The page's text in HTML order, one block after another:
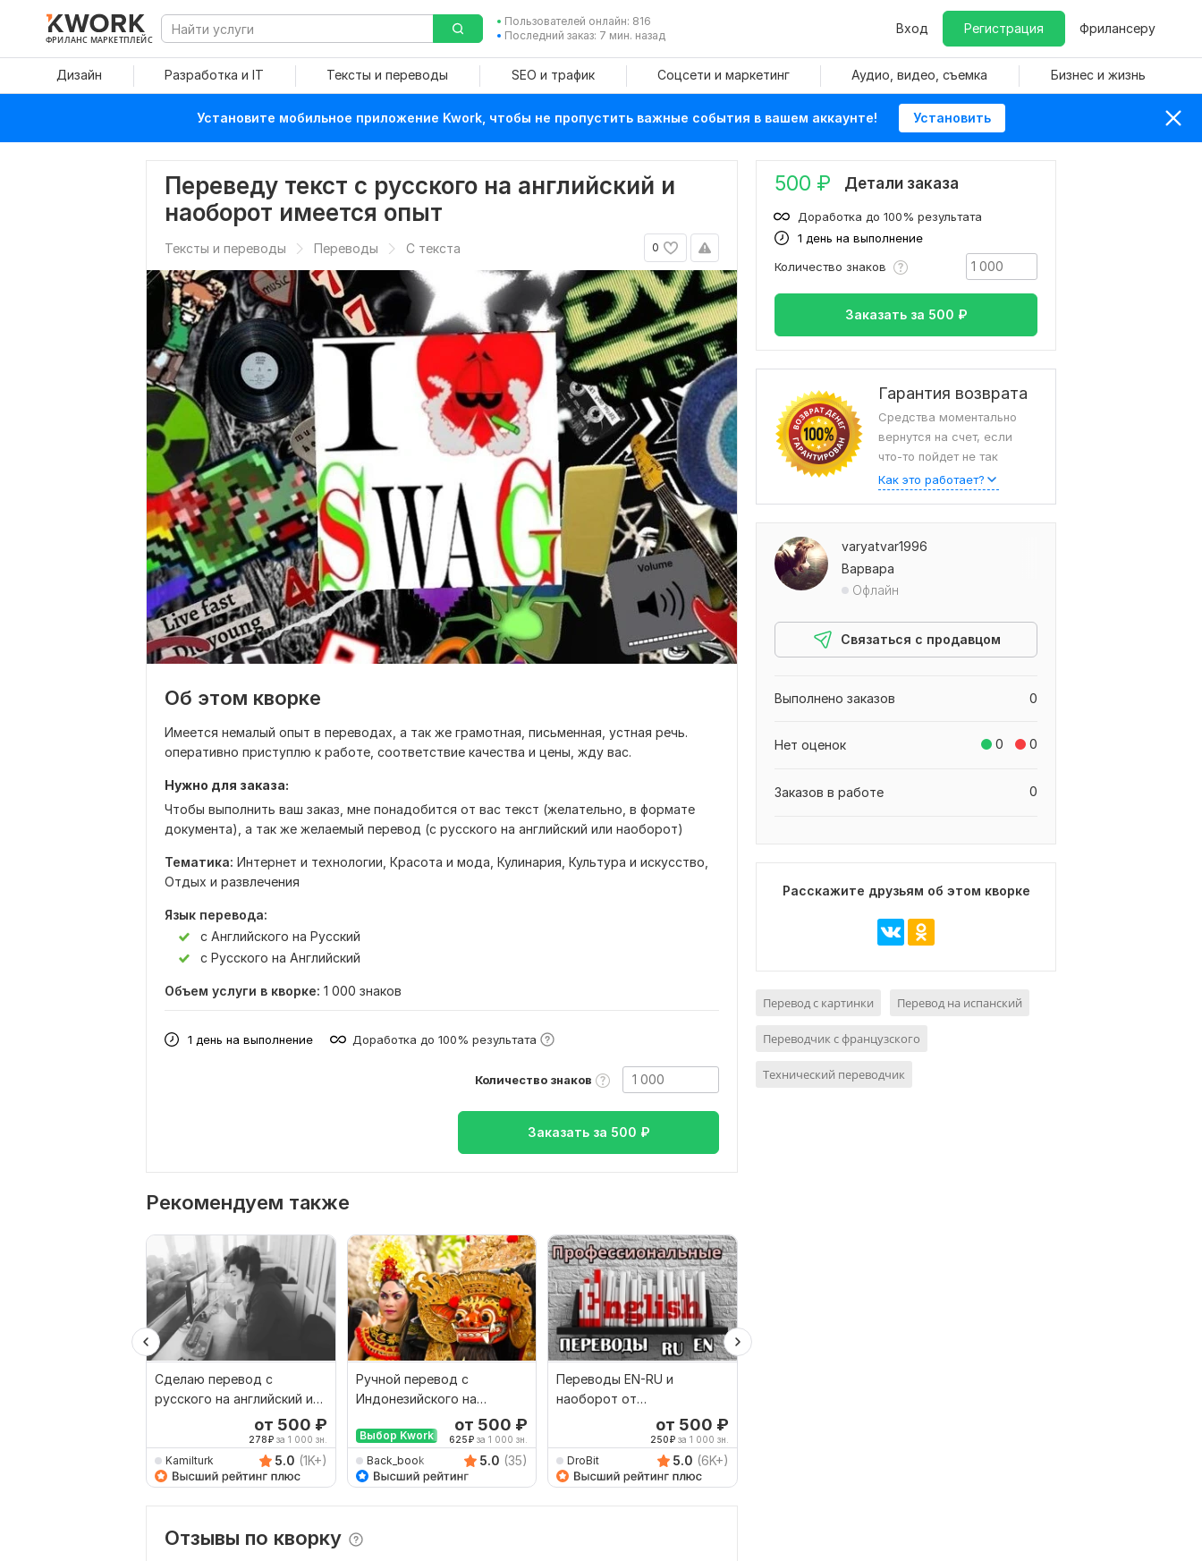
ФРИЛАНС МАРКЕТПЛЕЙС
Пользователей онлайн: 816
Последний заказ: 7 мин. назад
Вход Регистрация Фрилансеру
Дизайн Разработка и IT Тексты и переводы SEO и трафик Соцсети и маркетинг Аудио, видео, съемка Бизнес и жизнь
Установите мобильное приложение Kwork, чтобы не пропустить важные события в вашем аккаунте! Установить
Переведу текст с русского на английский и
наоборот имеется опыт
0
Тексты и переводы Переводы С текста
Об этом кворке
Имеется немалый опыт в переводах, а так же грамотная, письменная, устная речь.
оперативно приступлю к работе, соответствие качества и цены, жду вас.
Нужно для заказа:
Чтобы выполнить ваш заказ, мне понадобится от вас текст (желательно, в формате
документа), а так же желаемый перевод (с русского на английский или наоборот)
Тематика: Интернет и технологии, Красота и мода, Кулинария, Культура и искусство,
Отдых и развлечения
Язык перевода:
с Английского на Русский
с Русского на Английский
Объем услуги в кворке: 1 000 знаков
1 день на выполнение Доработка до 100% результата
Количество знаков
Заказать за 500 ₽
Рекомендуем также
Сделаю перевод с
русского на английский и
от 500 ₽
278₽за 1 000 зн.
Kamilturk 5.0 (1K+)
Ручной перевод с
Индонезийского на
Русский и наоборот
Выбор Kwork
от 500 ₽
625₽ за 1 000 зн.
Back_book 5.0 (35)
Переводы EN-RU и
наоборот от
от 500 ₽
250₽за 1 000 зн.
DroBit 5.0 (6K+)
Отзывы по кворку
500 ₽ Детали заказа
1 день на выполнение
Доработка до 100% результата
Количество знаков
Заказать за 500 ₽
Гарантия возврата
Средства моментально
вернутся на счет, если
что-то пойдет не так
Как это работает?
varyatvar1996
Варвара
Офлайн
Связаться с продавцом
0
Выполнено заказов
0 0
Нет оценок
0
Заказов в работе
Расскажите друзьям об этом кворке
Перевод с картинки Перевод на испанский
Переводчик с французского
Технический переводчик